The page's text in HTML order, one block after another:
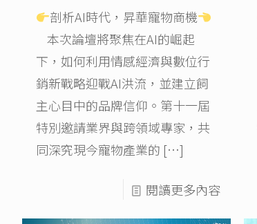
剖析AI時代，昇華寵物商機
本次論壇將聚焦在AI的崛起
下，如何利用情感經濟與數位行
銷新戰略迎戰AI洪流，並建立飼
主心目中的品牌信仰。第十一屆
特別邀請業界與跨領域專家，共
同深究現今寵物產業的 […]
閱讀更多內容